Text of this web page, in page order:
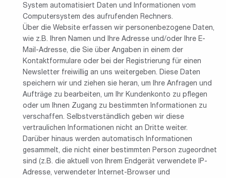
System automatisiert Daten und Informationen vom
Computersystem des aufrufenden Rechners.
Über die Website erfassen wir personenbezogene Daten,
wie z.B. Ihren Namen und Ihre Adresse und/oder Ihre E-
Mail-Adresse, die Sie über Angaben in einem der
Kontaktformulare oder bei der Registrierung für einen
Newsletter freiwillig an uns weitergeben. Diese Daten
speichern wir und ziehen sie heran, um Ihre Anfragen und
Aufträge zu bearbeiten, um Ihr Kundenkonto zu pflegen
oder um Ihnen Zugang zu bestimmten Informationen zu
verschaffen. Selbstverständlich geben wir diese
vertraulichen Informationen nicht an Dritte weiter.
Darüber hinaus werden automatisch Informationen
gesammelt, die nicht einer bestimmten Person zugeordnet
sind (z.B. die aktuell von Ihrem Endgerät verwendete IP-
Adresse, verwendeter Internet-Browser und